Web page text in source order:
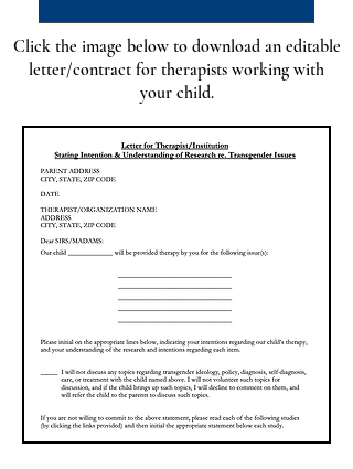
Click the image below to download an editable
letter/contract for therapists working with
your child.